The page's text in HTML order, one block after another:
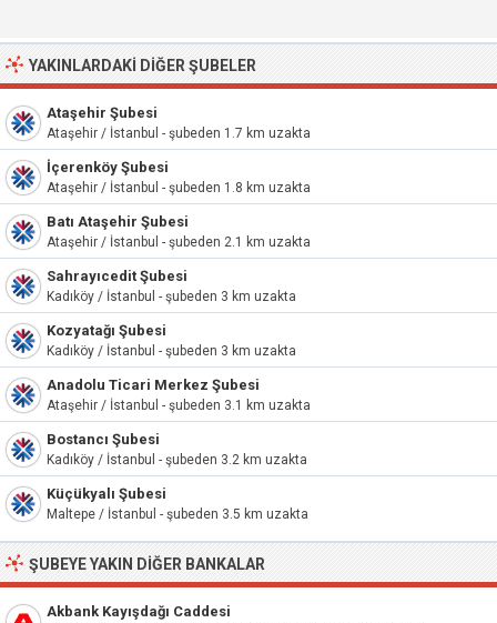
YAKINLARDAKI DIĞER ŞUBELER
Ataşehir Şubesi
Ataşehir / İstanbul - şubeden 1.7 km uzakta
İçerenköy Şubesi
Ataşehir / İstanbul - şubeden 1.8 km uzakta
Batı Ataşehir Şubesi
Ataşehir / İstanbul - şubeden 2.1 km uzakta
Sahrayıcedit Şubesi
Kadıköy / İstanbul - şubeden 3 km uzakta
Kozyatağı Şubesi
Kadıköy / İstanbul - şubeden 3 km uzakta
Anadolu Ticari Merkez Şubesi
Ataşehir / İstanbul - şubeden 3.1 km uzakta
Bostancı Şubesi
Kadıköy / İstanbul - şubeden 3.2 km uzakta
Küçükyalı Şubesi
Maltepe / İstanbul - şubeden 3.5 km uzakta
ŞUBEYE YAKIN DIĞER BANKALAR
Akbank Kayışdağı Caddesi